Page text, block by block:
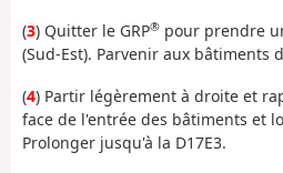
(3) Quitter le GRP® pour prendre
(Sud-Est). Parvenir aux bâtiments
(4) Partir légèrement à droite et
face de l'entrée des bâtiments et
Prolonger jusqu'à la D17E3.